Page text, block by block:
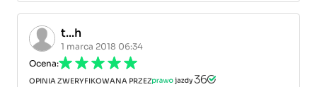
t...h
1 marca 2018 06:34
Ocena:
OPINIA ZWERYFIKOWANA PRZEZ